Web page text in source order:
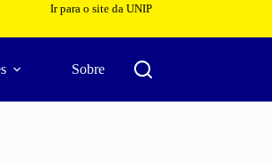
Ir para o site da UNIP
Sobre